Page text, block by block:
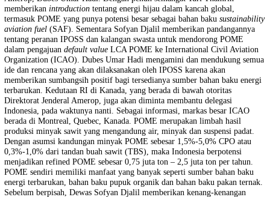
Untuk kepentingan bersama, dua Dewan Pengawas (Dewas) IPOSS
melakukan silaturahmi ke Direktur Jenderal Amerika dan Eropa
Amerop), di Kementerian Luar Negeri, Jl. Taman Pejambon, Jakarta
(25/10/24). Mereka mendiskusikan strategi tentang masa depan
effluent(POME) untuk dijadikan energi hijau. Pertemuan tersebut
dan akrab. Dewas IPOSS, Sofyan Djalil dan Yuri O. Thamrin
bernostalgia dengan teman lama yang belum sempat bertemu, Dirjen
Amerop, Dubes Umar Hadi. Dengan penuh semangat Yuri Thamrin
memberikanintroductiontentang energi hijau dalam kancah global,
termasuk POME yang punya potensi besar sebagai bahan baku
aviation fuel(SAF). Sementara Sofyan Djalil memberikan
tentang peranan IPOSS dan kalangan swasta untuk mendorong
dalam pengajuandefault valueLCA POME ke International Civil
Organization (ICAO). Dubes Umar Hadi mengamini dan mendukung
ide dan rencana yang akan dilaksanakan oleh IPOSS karena akan
memberikan sumbangsih positif bagi tersedianya sumber bahan baku
terbarukan. Kedutaan RI di Kanada, yang berada di bawah otoritas